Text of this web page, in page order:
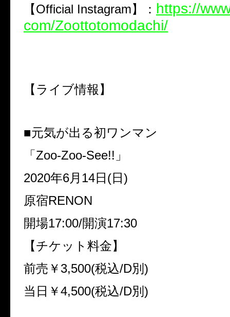
【Official Instagram】： https://
com/Zoottotomodachi/
【ライブ情報】
■元気が出る初ワンマン
「 Zoo-Zoo-See!! 」
2020年6月 14日 (日 )
原宿RENON
開場17:00/開演17:30
【チケット料金】
前売￥ 3,500(税込/D別 )
当日￥4,500(税込/D別 )